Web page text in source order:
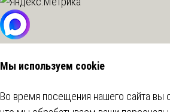
Мы используем cookie
Во время посещения нашего сайта вы